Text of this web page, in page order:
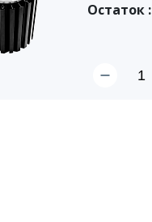
Остаток :